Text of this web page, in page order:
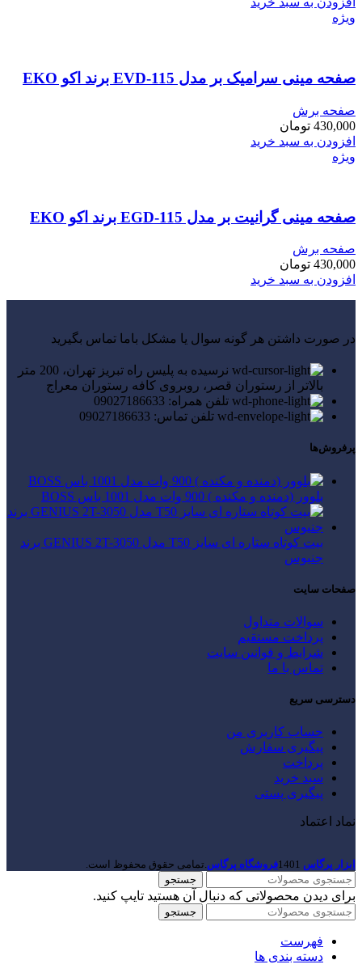
ویژه
صفحه مینی سرامیک بر مدل EVD-115 برند اکو EKO
صفحه برش
430,000 تومان
افزودن به سبد خرید
ویژه
صفحه مینی گرانیت بر مدل EGD-115 برند اکو EKO
صفحه برش
430,000 تومان
افزودن به سبد خرید
در صورت داشتن هر گونه سوال یا مشکل باما تماس بگیرید
نرسیده به پلیس راه تبریز تهران، 200 متر
بالاتر از رستوران قصر، روبروی کافه رستوران معراج
تلفن همراه: 09027186633
تلفن تماس: 09027186633
پرفروش‌ها
بلوور (دمنده و مکنده ) 900 وات مدل 1001 باس BOSS
بیت کوتاه ستاره ای سایز T50 مدل GENIUS 2T-3050 برند
جنیوس
صفحات سایت
سوالات متداول
پرداخت مستقیم
شرایط و قوانین سایت
تماس با ما
دسترسی سریع
حساب کاربری من
پیگیری سفارش
پرداخت
سبد خرید
پیگیری پستی
نماد اعتماد
ابزار پرگاس 1401فروشگاه پرگاس.تمامی حقوق محفوظ است.
جستجو
برای دیدن محصولاتی که دنبال آن هستید تایپ کنید.
جستجو
فهرست
دسته بندی ها